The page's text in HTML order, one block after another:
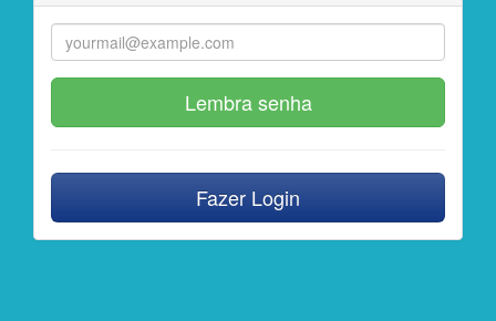
Fazer Login